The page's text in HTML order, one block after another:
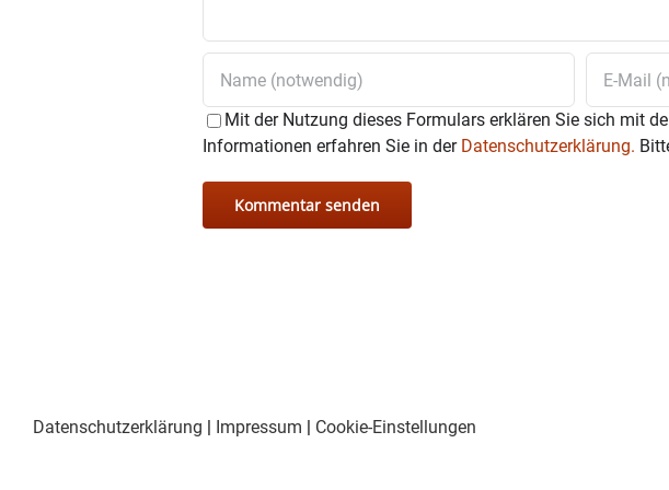
Mit der Nutzung dieses Formulars erklären Sie sich mit
Informationen erfahren Sie in der Datenschutzerklärung.
Datenschutzerklärung | Impressum | Cookie-Einstellungen